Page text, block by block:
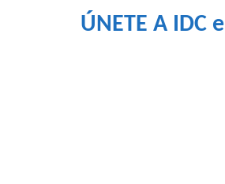
ÚNETE A IDC